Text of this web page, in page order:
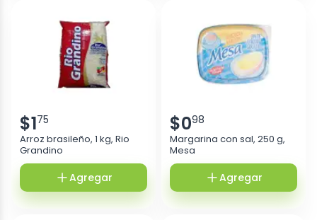
$175
Arroz brasileño, 1 kg, Rio
Grandino
Agregar
$098
Margarina con sal, 250 g,
Mesa
Agregar